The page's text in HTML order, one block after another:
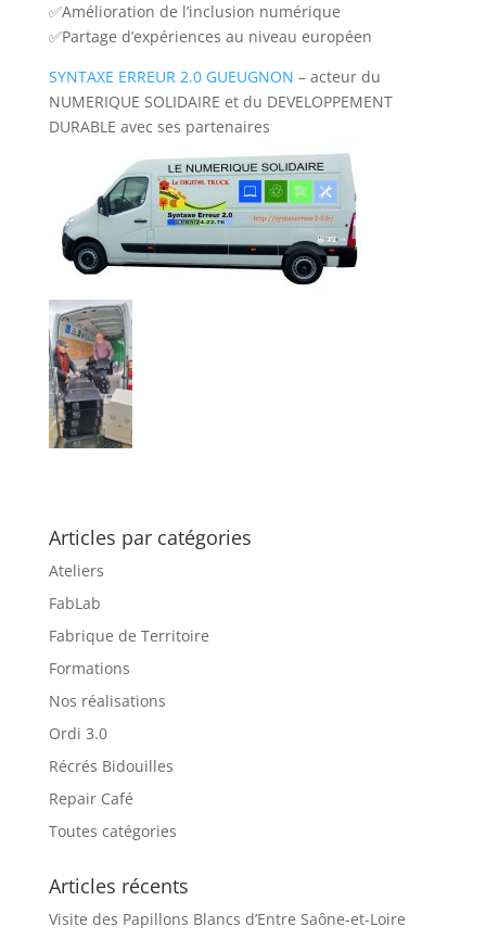
✅Amélioration de l’inclusion numérique
✅Partage d’expériences au niveau européen
SYNTAXE ERREUR 2.0 GUEUGNON – acteur du
NUMERIQUE SOLIDAIRE et du DEVELOPPEMENT
DURABLE avec ses partenaires
Articles par catégories
Ateliers
FabLab
Fabrique de Territoire
Formations
Nos réalisations
Ordi 3.0
Récrés Bidouilles
Repair Café
Toutes catégories
Articles récents
Visite des Papillons Blancs d’Entre Saône-et-Loire